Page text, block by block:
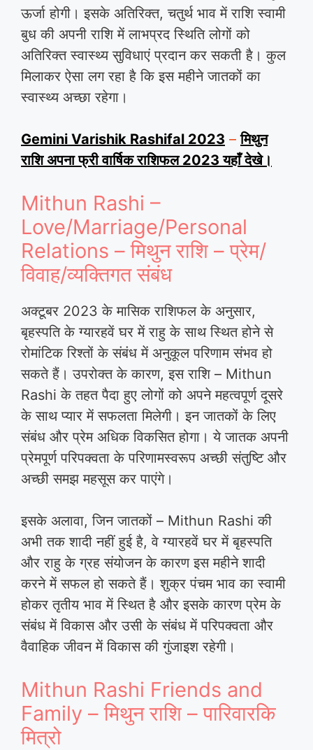
ऊर्जा होगी। इसके अतिरिक्त, चतुर्थ भाव में राशि स्वामी
बुध की अपनी राशि में लाभप्रद स्थिति लोगों को
अतिरिक्त स्वास्थ्य सुविधाएं प्रदान कर सकती है। कुल
मिलाकर ऐसा लग रहा है कि इस महीने जातकों का
स्वास्थ्य अच्छा रहेगा।
Gemini Varishik Rashifal 2023 –मिथुन
राशि अपना फ्री वार्षिक राशिफल 2023 यहाँ देखे।
Mithun Rashi –
Love/Marriage/Personal
Relations – मिथुन राशि – प्रेम/
विवाह/व्यक्तिगत संबंध
अक्टूबर 2023 के मासिक राशिफल के अनुसार,
बृहस्पति के ग्यारहवें घर में राहु के साथ स्थित होने से
रोमांटिक रिश्तों के संबंध में अनुकूल परिणाम संभव हो
सकते हैं। उपरोक्त के कारण, इस राशि – Mithun
Rashi के तहत पैदा हुए लोगों को अपने महत्वपूर्ण दूसरे
के साथ प्यार में सफलता मिलेगी। इन जातकों के लिए
संबंध और प्रेम अधिक विकसित होगा। ये जातक अपनी
प्रेमपूर्ण परिपक्वता के परिणामस्वरूप अच्छी संतुष्टि और
अच्छी समझ महसूस कर पाएंगे।
इसके अलावा, जिन जातकों – Mithun Rashi की
अभी तक शादी नहीं हुई है, वे ग्यारहवें घर में बृहस्पति
और राहु के ग्रह संयोजन के कारण इस महीने शादी
करने में सफल हो सकते हैं। शुक्र पंचम भाव का स्वामी
होकर तृतीय भाव में स्थित है और इसके कारण प्रेम के
संबंध में विकास और उसी के संबंध में परिपक्वता और
वैवाहिक जीवन में विकास की गुंजाइश रहेगी।
Mithun Rashi Friends and
Family – मिथुन राशि – पारिवारकि
मित्रो